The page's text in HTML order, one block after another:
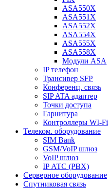
ASA550X
ASA551X
ASA552X
ASA554X
ASA555X
ASA558X
Модули ASA
IP телефон
Трансивер SFP
Конференц. связь
SIP ATA адаптер
Точки доступа
Гарнитура
Контроллеры WI-Fi
Телеком. оборудование
SIM Bank
GSM/VoIP шлюз
VoIP шлюз
IP АТС (PBX)
Серверное оборудование
Спутниковая связь